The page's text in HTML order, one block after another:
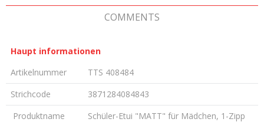
COMMENTS
Haupt informationen
Artikelnummer
TTS 408484
Strichcode
3871284084843
Produktname
Schüler-Etui "MATT" für Mädchen, 1-Zipp